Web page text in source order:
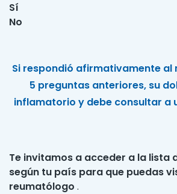
Sí
No
Si respondió afirmativamente al
5 preguntas anteriores, su
inflamatorio y debe consultar a
Te invitamos a acceder a la lista
según tu país para que puedas
reumatólogo .